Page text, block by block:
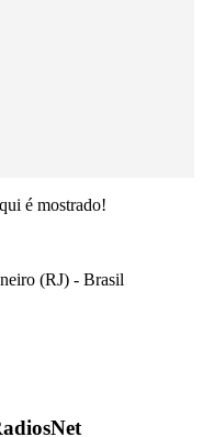
é mostrado!
(RJ) - Brasil